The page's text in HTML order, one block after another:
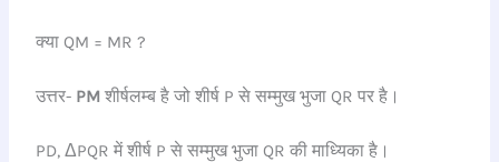
क्या QM = MR ?
उत्तर- PM शीर्षलम्ब है जो शीर्ष P से सम्मुख भुजा QR पर है।
PD, ΔPQR में शीर्ष P से सम्मुख भुजा QR की माध्यिका है।